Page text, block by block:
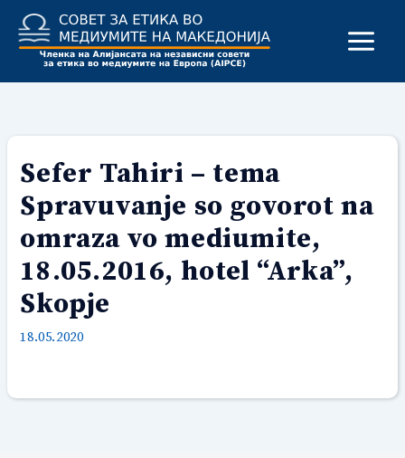
content
Sefer Tahiri – tema
Spravuvanje so govorot na
omraza vo mediumite,
18.05.2016, hotel “Arka”,
Skopje
18.05.2020